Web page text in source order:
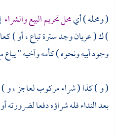
( ومحله ) أيمحل تحريم البيع والشراء
) ك ( عريان وجد سترة تباع ، أو )
وجود أبيه ونحوه ) كأمه وأخيه "
( و ) كذا ( شراء مركوب لعاجز ، و
بعد النداء فله شراؤه دفعا لضرورته